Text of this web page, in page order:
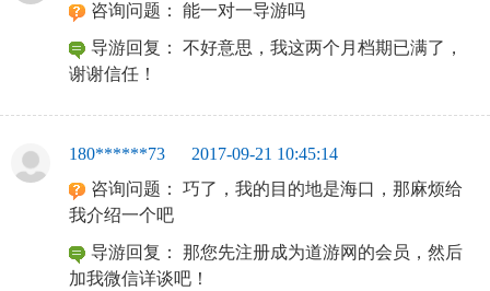
咨询问题：能一对一导游吗
导游回复：不好意思，我这两个月档期已满了，
谢谢信任！
180******73
2017-09-21 10:45:14
咨询问题：巧了，我的目的地是海口，那麻烦给
我介绍一个吧
导游回复：那您先注册成为道游网的会员，然后
加我微信详谈吧！